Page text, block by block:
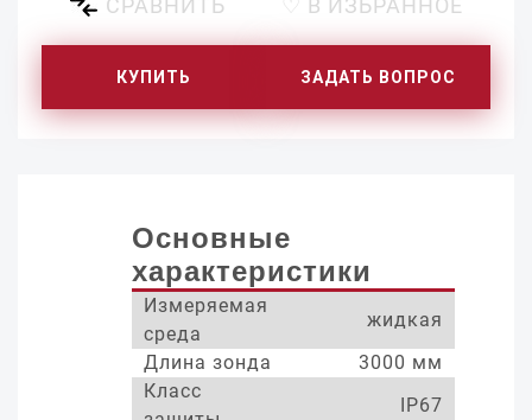
СРАВНИТЬ ♡ В ИЗБРАННОЕ
КУПИТЬ ЗАДАТЬ ВОПРОС
Основные
характеристики
Измеряемая
среда
жидкая
Длина зонда
3000 мм
Класс
IP67